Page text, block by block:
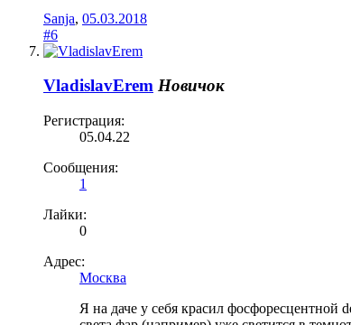
Sanja, 05.03.2018
#6
VladislavErem Новичок
Регистрация:
05.04.22
Сообщения:
1
Лайки:
0
Адрес:
Москва
Я на даче у себя красил фосфоресцентной